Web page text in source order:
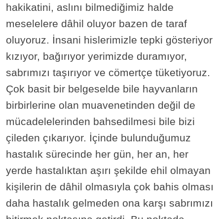
hakikatini, aslını bilmediğimiz halde
meselelere dâhil oluyor bazen de taraf
oluyoruz. İnsani hislerimizle tepki gösteriyor
kızıyor, bağırıyor yerimizde duramıyor,
sabrımızı taşırıyor ve cömertçe tüketiyoruz.
Çok basit bir belgeselde bile hayvanların
birbirlerine olan muavenetinden değil de
mücadelelerinden bahsedilmesi bile bizi
çileden çıkarıyor. İçinde bulunduğumuz
hastalık sürecinde her gün, her an, her
yerde hastalıktan aşırı şekilde ehil olmayan
kişilerin de dâhil olmasıyla çok bahis olması
daha hastalık gelmeden ona karşı sabrımızı